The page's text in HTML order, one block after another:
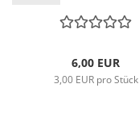
6,00 EUR
3,00 EUR pro Stück